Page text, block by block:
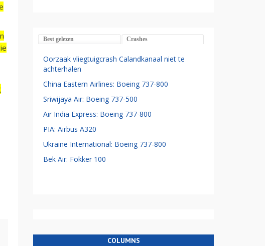
Best gelezen Crashes
Oorzaak vliegtuigcrash Calandkanaal niet te
achterhalen
China Eastern Airlines: Boeing 737-800
Sriwijaya Air: Boeing 737-500
Air India Express: Boeing 737-800
PIA: Airbus A320
Ukraine International: Boeing 737-800
Bek Air: Fokker 100
COLUMNS